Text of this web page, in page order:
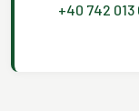
+40 742 013